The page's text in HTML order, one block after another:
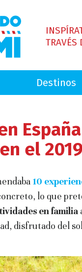
TRAVÉS
Destinos
el
10
lo que
en familia
disfrutado del